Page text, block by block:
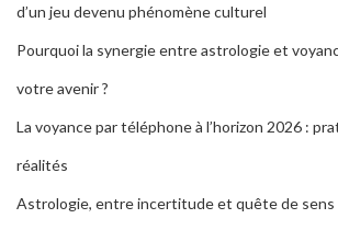
d’un jeu devenu phénomène culturel
Pourquoi la synergie entre astrologie et
votre avenir ?
La voyance par téléphone à l’horizon 2026 :
réalités
Astrologie, entre incertitude et quête de sens